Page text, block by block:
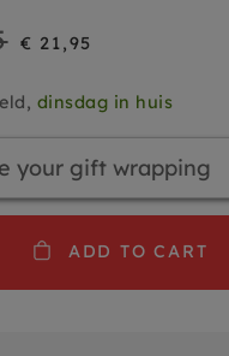
€ 21,95
dinsdag in huis
ADD TO CART